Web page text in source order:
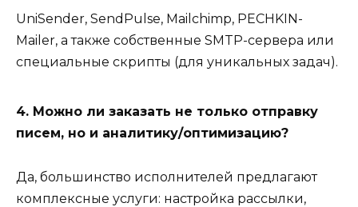
UniSender, SendPulse, Mailchimp, PECHKIN-
Mailer, а также собственные SMTP-сервера или
специальные скрипты (для уникальных задач).
4. Можно ли заказать не только отправку
писем, но и аналитику/оптимизацию?
Да, большинство исполнителей предлагают
комплексные услуги: настройка рассылки,